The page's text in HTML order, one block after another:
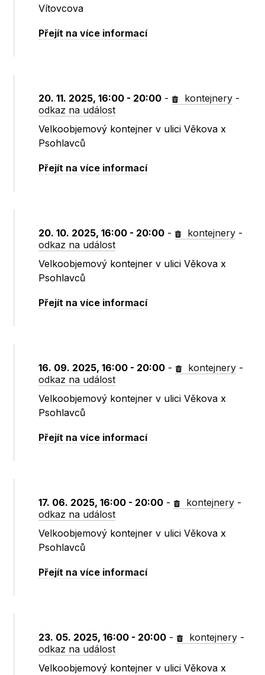
Vítovcova
Přejít na více informací
20. 11. 2025, 16:00 - 20:00 - kontejnery -
odkaz na událost
Velkoobjemový kontejner v ulici Věkova x
Psohlavců
Přejít na více informací
20. 10. 2025, 16:00 - 20:00 - kontejnery -
odkaz na událost
Velkoobjemový kontejner v ulici Věkova x
Psohlavců
Přejít na více informací
16. 09. 2025, 16:00 - 20:00 - kontejnery -
odkaz na událost
Velkoobjemový kontejner v ulici Věkova x
Psohlavců
Přejít na více informací
17. 06. 2025, 16:00 - 20:00 - kontejnery -
odkaz na událost
Velkoobjemový kontejner v ulici Věkova x
Psohlavců
Přejít na více informací
23. 05. 2025, 16:00 - 20:00 - kontejnery -
odkaz na událost
Velkoobjemový kontejner v ulici Věkova x